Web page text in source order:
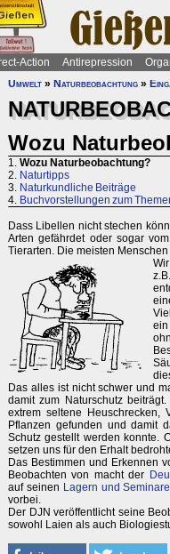
Action Antirepression
Umwelt » Naturbeobachtung »
Wozu
1. Wozu Naturbeobachtung?
2. Naturtipps
3. Naturkundliche Beiträge
4. Buchvorstellungen zum
Dass Libellen nicht stechen
Arten gefährdet oder sogar
Tierarten. Die meisten
Das alles ist nicht schwer und
damit zum Naturschutz
extrem seltene Heuschrecken,
Pflanzen gefunden und damit
Schutz gestellt werden konnte.
setzen uns für den Erhalt
Das Bestimmen und Erkennen
Beobachten von macht der
auf seinen Lagern und
vorbei.
Der DJN veröffentlicht seine
sowohl Laien als auch